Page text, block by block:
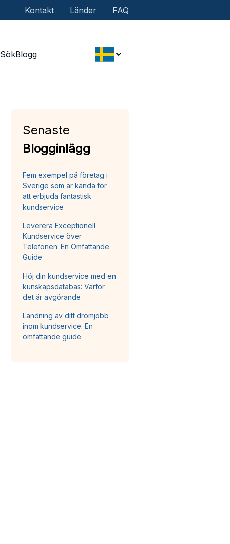
Kontakt Länder FAQ
SökBlogg
Senaste
Blogginlägg
Fem exempel på företag i
Sverige som är kända för
att erbjuda fantastisk
kundservice
Leverera Exceptionell
Kundservice över
Telefonen: En Omfattande
Guide
Höj din kundservice med en
kunskapsdatabas: Varför
det är avgörande
Landning av ditt drömjobb
inom kundservice: En
omfattande guide